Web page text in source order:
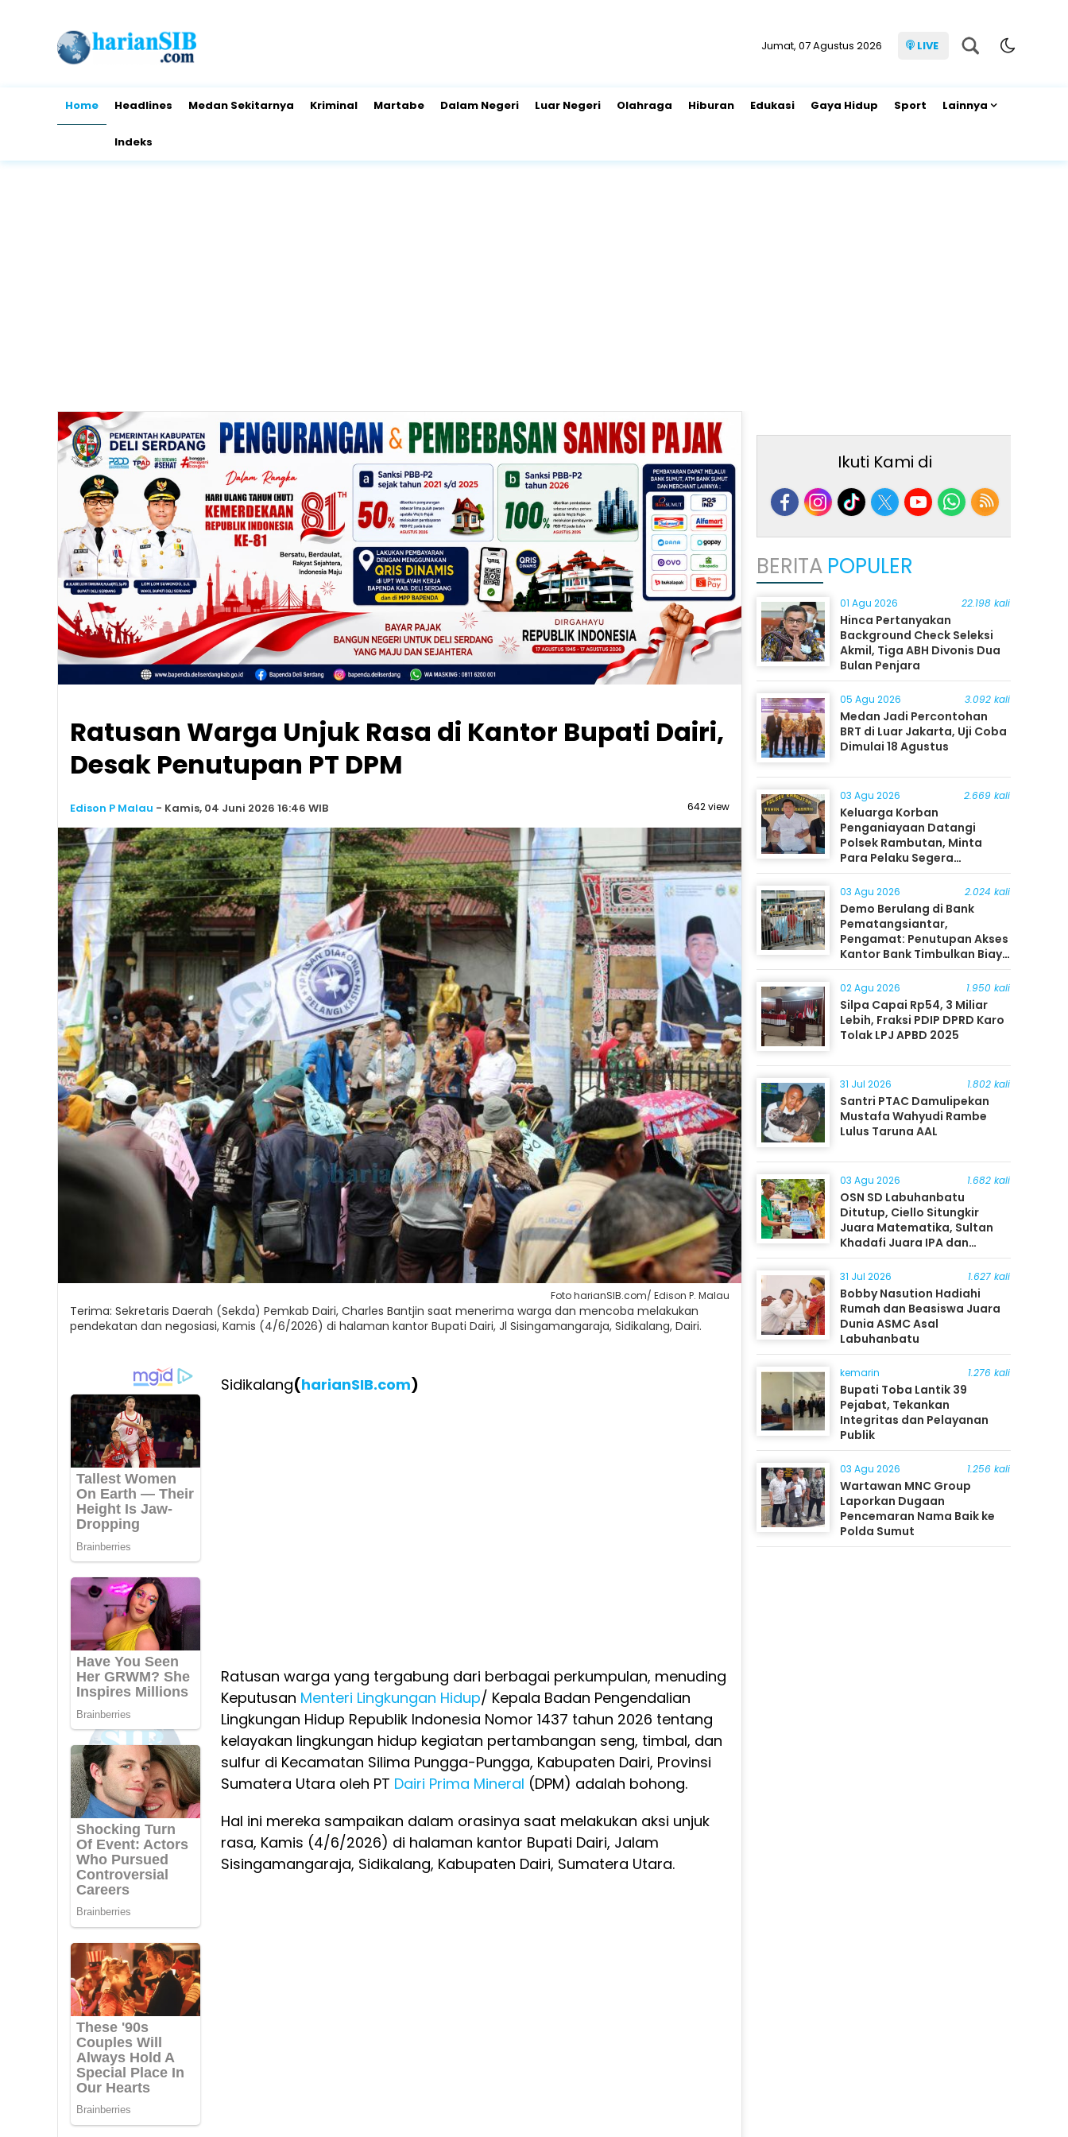
Jumat, 07 Agustus 2026 LIVE
Home Headlines Medan Sekitarnya Kriminal Martabe Dalam Negeri Luar Negeri Olahraga Hiburan Edukasi Gaya Hidup Sport Lainnya
Indeks
Ratusan Warga Unjuk Rasa di Kantor Bupati Dairi,
Desak Penutupan PT DPM
Edison P Malau - Kamis, 04 Juni 2026 16:46 WIB 642 view
Foto harianSIB.com/ Edison P. Malau
Terima: Sekretaris Daerah (Sekda) Pemkab Dairi, Charles Bantjin saat menerima warga dan mencoba melakukan
pendekatan dan negosiasi, Kamis (4/6/2026) di halaman kantor Bupati Dairi, Jl Sisingamangaraja, Sidikalang, Dairi.
Sidikalang(harianSIB.com)
Ratusan warga yang tergabung dari berbagai perkumpulan, menuding
Keputusan Menteri Lingkungan Hidup/ Kepala Badan Pengendalian
Lingkungan Hidup Republik Indonesia Nomor 1437 tahun 2026 tentang
kelayakan lingkungan hidup kegiatan pertambangan seng, timbal, dan
sulfur di Kecamatan Silima Pungga-Pungga, Kabupaten Dairi, Provinsi
Sumatera Utara oleh PT Dairi Prima Mineral (DPM) adalah bohong.
Hal ini mereka sampaikan dalam orasinya saat melakukan aksi unjuk
rasa, Kamis (4/6/2026) di halaman kantor Bupati Dairi, Jalam
Sisingamangaraja, Sidikalang, Kabupaten Dairi, Sumatera Utara.
Ikuti Kami di
BERITA POPULER
01 Agu 2026 22.198 kali
Hinca Pertanyakan
Background Check Seleksi
Akmil, Tiga ABH Divonis Dua
Bulan Penjara
05 Agu 2026 3.092 kali
Medan Jadi Percontohan
BRT di Luar Jakarta, Uji Coba
Dimulai 18 Agustus
03 Agu 2026 2.669 kali
Keluarga Korban
Penganiayaan Datangi
Polsek Rambutan, Minta
Para Pelaku Segera
Ditangkap
03 Agu 2026 2.024 kali
Demo Berulang di Bank
Pematangsiantar,
Pengamat: Penutupan Akses
Kantor Bank Timbulkan Biaya
Ekonomi bagi Masyarakat
02 Agu 2026 1.950 kali
Silpa Capai Rp54, 3 Miliar
Lebih, Fraksi PDIP DPRD Karo
Tolak LPJ APBD 2025
31 Jul 2026 1.802 kali
Santri PTAC Damulipekan
Mustafa Wahyudi Rambe
Lulus Taruna AAL
03 Agu 2026 1.682 kali
OSN SD Labuhanbatu
Ditutup, Ciello Situngkir
Juara Matematika, Sultan
Khadafi Juara IPA dan
Timothy Rangkuti Juara IPS
31 Jul 2026 1.627 kali
Bobby Nasution Hadiahi
Rumah dan Beasiswa Juara
Dunia ASMC Asal
Labuhanbatu
kemarin 1.276 kali
Bupati Toba Lantik 39
Pejabat, Tekankan
Integritas dan Pelayanan
Publik
03 Agu 2026 1.256 kali
Wartawan MNC Group
Laporkan Dugaan
Pencemaran Nama Baik ke
Polda Sumut